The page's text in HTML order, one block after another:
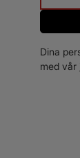
Dina
med vår